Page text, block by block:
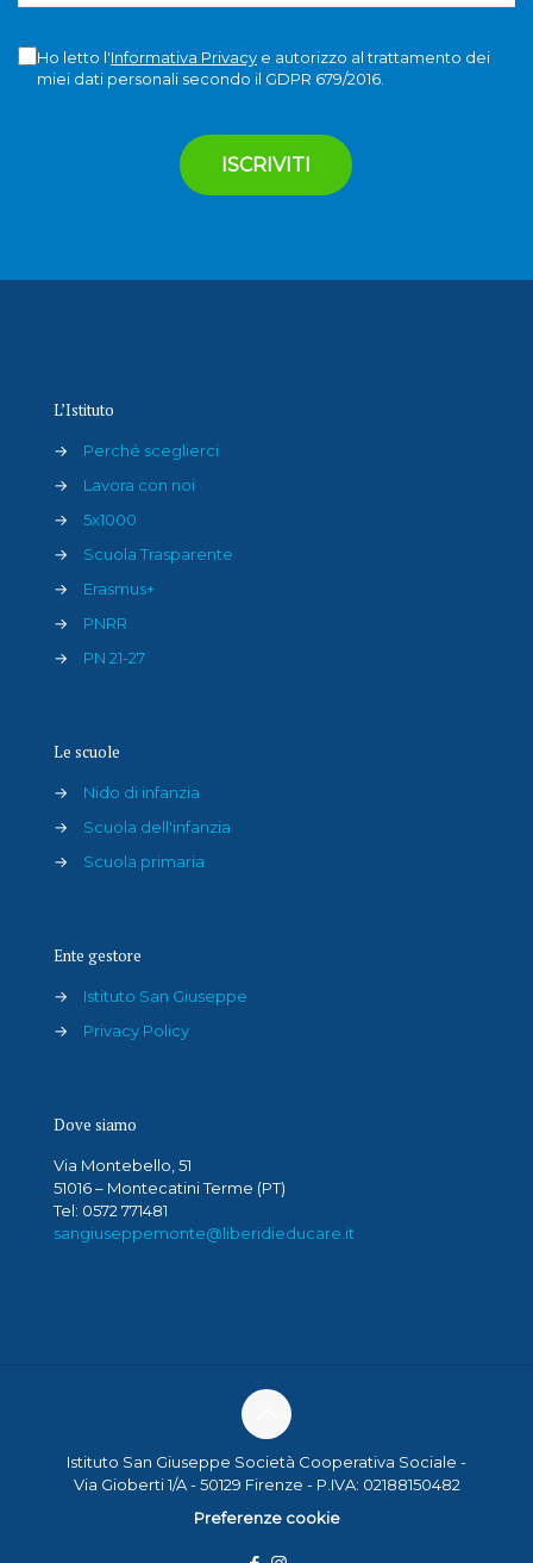
Ho letto l'Informativa Privacye autorizzo al trattamento dei
miei dati personali secondo il GDPR 679/2016.
L’Istituto
→
Perché sceglierci
→
Lavora con noi
→
5x1000
→
Scuola Trasparente
→
Erasmus+
→
PNRR
→
PN 21-27
Le scuole
→
Nido di infanzia
→
Scuola dell'infanzia
→
Scuola primaria
Ente gestore
→
Istituto San Giuseppe
→
Privacy Policy
Dove siamo
Via Montebello, 51
51016 – Montecatini Terme (PT)
Tel: 0572 771481
sangiuseppemonte@liberidieducare.it
Istituto San Giuseppe Società Cooperativa Sociale -
Via Gioberti 1/A - 50129 Firenze - P.IVA: 02188150482
Preferenze cookie